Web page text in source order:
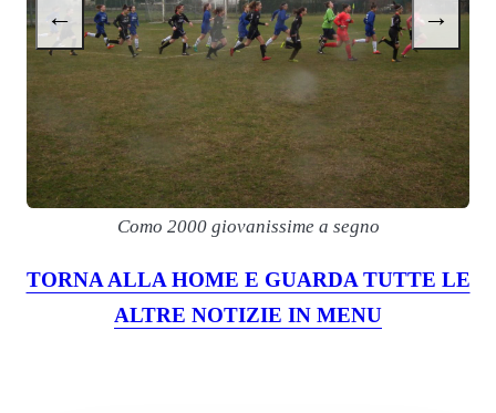
Como 2000 giovanissime a segno
← →
TORNA ALLA HOME E GUARDA TUTTE LE
ALTRE NOTIZIE IN MENU